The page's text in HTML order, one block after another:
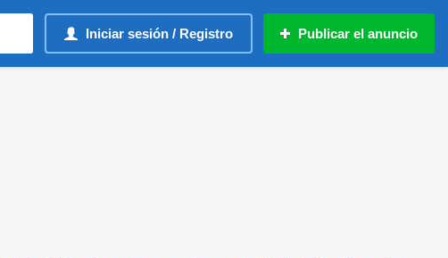
Iniciar sesión / Registro Publicar el anuncio